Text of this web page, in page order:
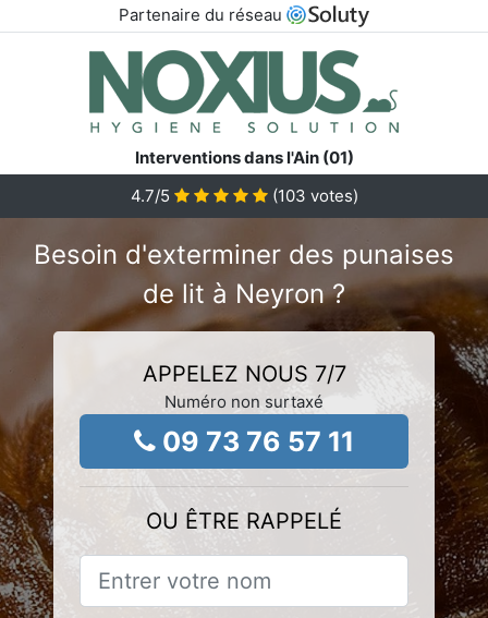
Partenaire du réseau
Interventions dans l'Ain (01)
4.7/5 (103 votes)
Besoin d'exterminer des punaises
de lit à Neyron ?
APPELEZ NOUS 7/7
Numéro non surtaxé
09 73 76 57 11
OU ÊTRE RAPPELÉ